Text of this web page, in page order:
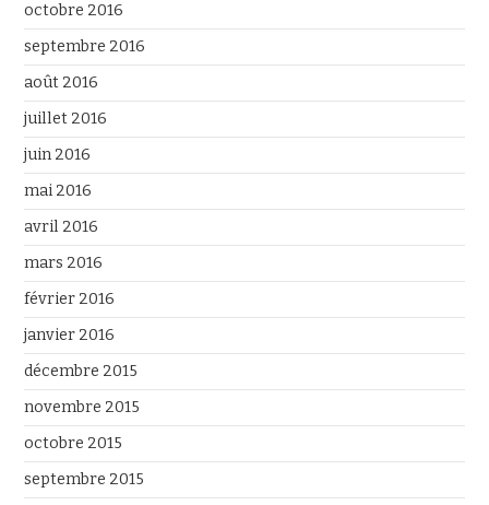
octobre 2016
septembre 2016
août 2016
juillet 2016
juin 2016
mai 2016
avril 2016
mars 2016
février 2016
janvier 2016
décembre 2015
novembre 2015
octobre 2015
septembre 2015